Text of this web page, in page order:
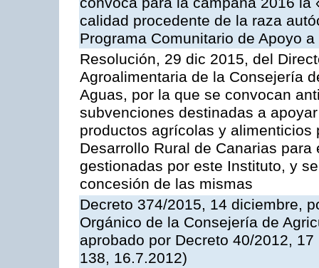
calidad procedente de la raza
Programa Comunitario de Apoyo
Resolución, 29 dic 2015, del
Agroalimentaria de la Consejería
Aguas, por la que se convocan
subvenciones destinadas a
productos agrícolas y
Desarrollo Rural de Canarias
gestionadas por este Instituto, y
concesión de las mismas
Decreto 374/2015, 14 diciembre,
Orgánico de la Consejería de
aprobado por Decreto 40/2012,
138, 16.7.2012)